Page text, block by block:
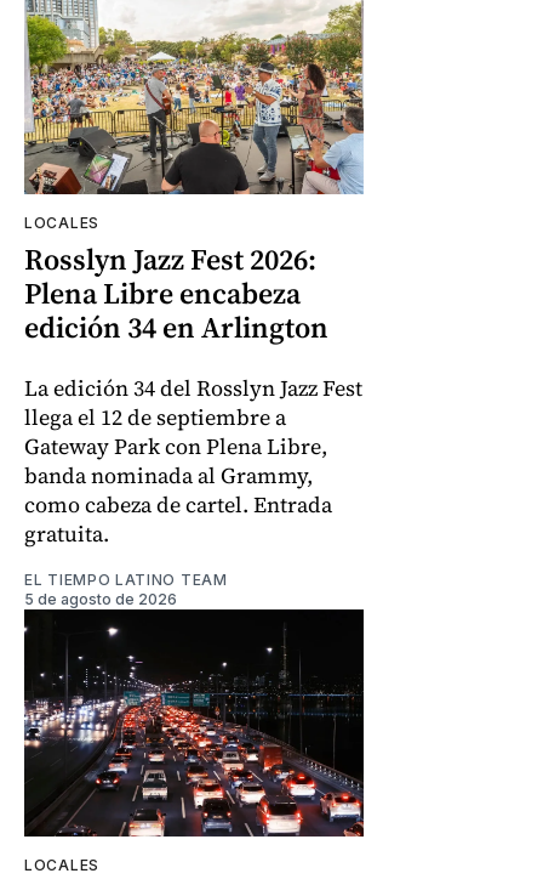
LOCALES
Rosslyn Jazz Fest 2026:
Plena Libre encabeza
edición 34 en Arlington
La edición 34 del Rosslyn Jazz Fest
llega el 12 de septiembre a
Gateway Park con Plena Libre,
banda nominada al Grammy,
como cabeza de cartel. Entrada
gratuita.
EL TIEMPO LATINO TEAM
5 de agosto de 2026
LOCALES